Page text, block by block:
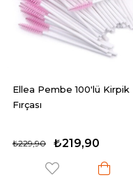
Ellea Pembe 100'lü Kirpik
Fırçası
₺219,90
₺229,90